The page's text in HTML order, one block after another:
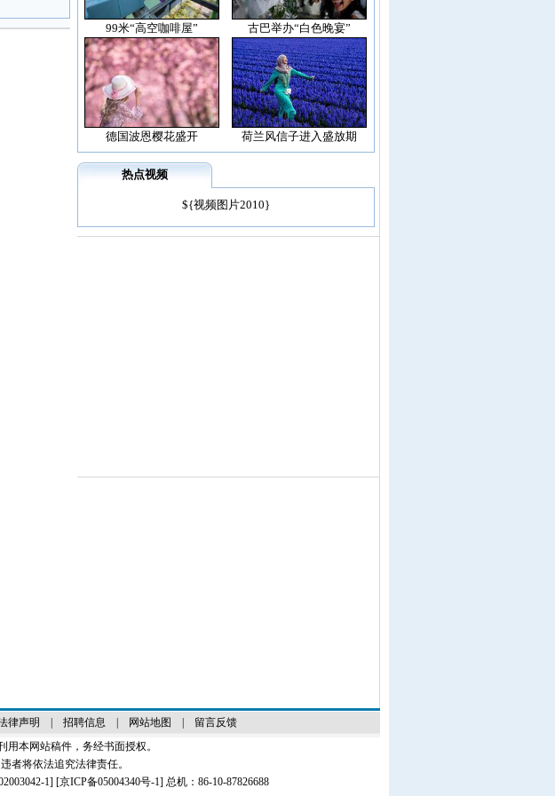
99米“高空咖啡屋” 古巴举办“白色晚宴”
德国波恩樱花盛开 荷兰风信子进入盛放期
热点视频
${视频图片2010}
律声明 招聘信息 网站地图
留言反馈
本网站稿件，务经书面授权。
者将依法追究法律责任。
1] [京ICP备05004340号-1] 总机：86-10-87826688